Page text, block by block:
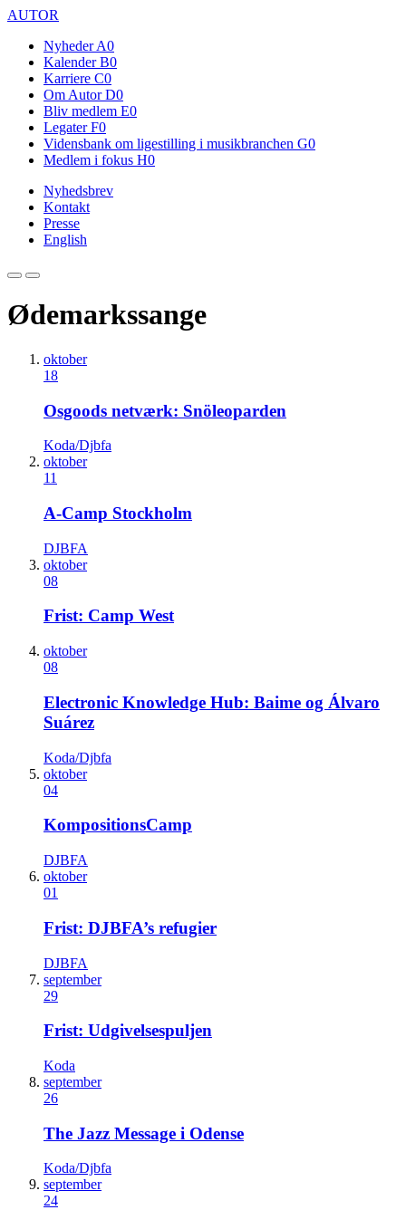
AUTOR
Nyheder A0
Kalender B0
Karriere C0
Om Autor D0
Bliv medlem E0
Legater F0
Vidensbank om ligestilling i musikbranchen G0
Medlem i fokus H0
Nyhedsbrev
Kontakt
Presse
English
Ødemarkssange
oktober
18
Osgoods netværk: Snöleoparden
Koda/Djbfa
oktober
11
A-Camp Stockholm
DJBFA
oktober
08
Frist: Camp West
oktober
08
Electronic Knowledge Hub: Baime og Álvaro
Suárez
Koda/Djbfa
oktober
04
KompositionsCamp
DJBFA
oktober
01
Frist: DJBFA’s refugier
DJBFA
september
29
Frist: Udgivelsespuljen
Koda
september
26
The Jazz Message i Odense
Koda/Djbfa
september
24